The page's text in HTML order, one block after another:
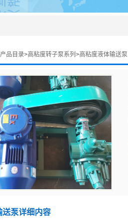
产品目录>高粘度转子泵系列 >高粘度液体输送泵
送泵详细内容